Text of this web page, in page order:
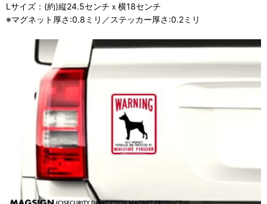
Lサイズ：(約)縦24.5センチｘ横18センチ
※マグネット厚さ:0.8ミリ／ステッカー厚さ:0.2ミリ